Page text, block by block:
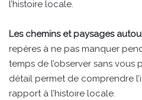
l’histoire locale.
Les chemins et paysages
repères à ne pas manquer
temps de l’observer sans vous
détail permet de comprendre
rapport à l’histoire locale.